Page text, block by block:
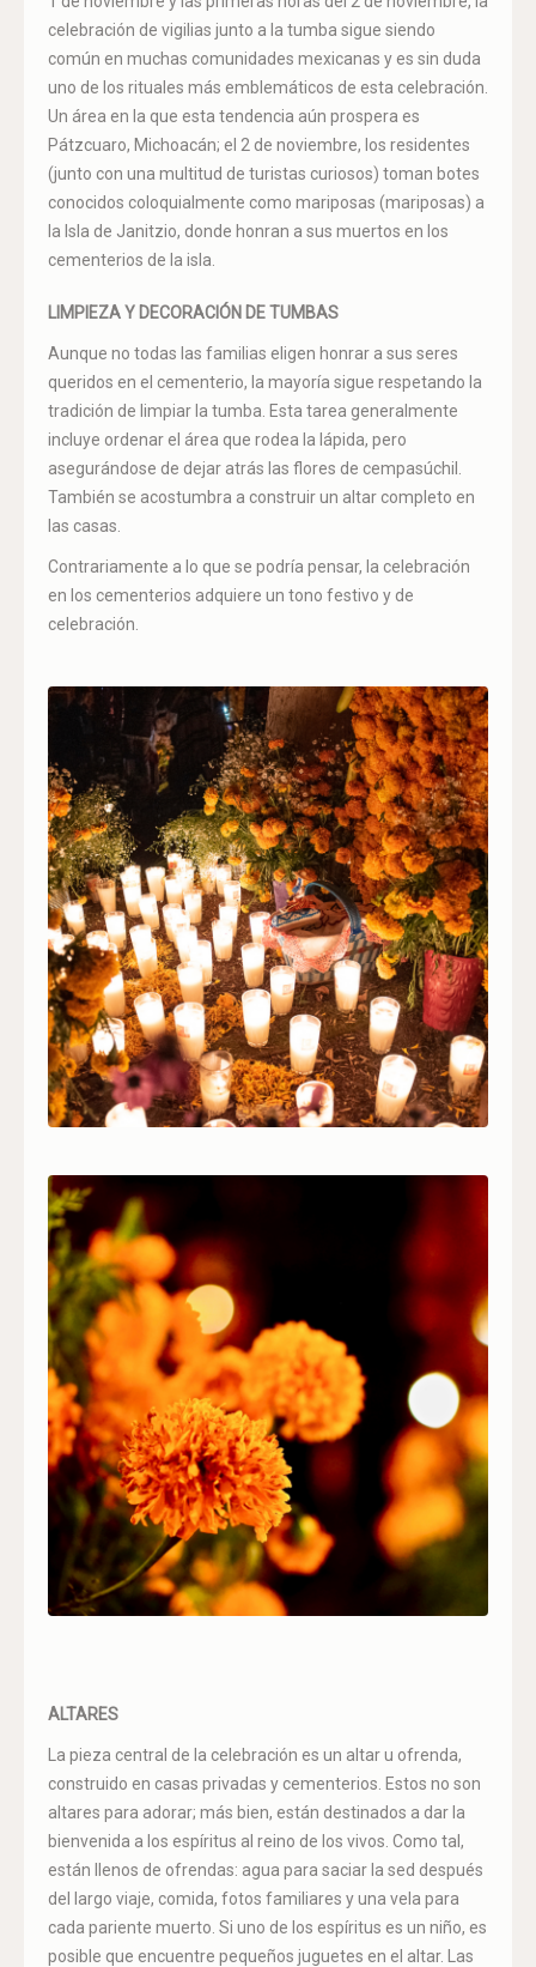
celebración de vigilias junto a la tumba sigue siendo
común en muchas comunidades mexicanas y es sin duda
uno de los rituales más emblemáticos de esta celebración.
Un área en la que esta tendencia aún prospera es
Pátzcuaro, Michoacán; el 2 de noviembre, los residentes
(junto con una multitud de turistas curiosos) toman botes
conocidos coloquialmente como mariposas (mariposas) a
la Isla de Janitzio, donde honran a sus muertos en los
cementerios de la isla.
LIMPIEZA Y DECORACIÓN DE TUMBAS
Aunque no todas las familias eligen honrar a sus seres
queridos en el cementerio, la mayoría sigue respetando la
tradición de limpiar la tumba. Esta tarea generalmente
incluye ordenar el área que rodea la lápida, pero
asegurándose de dejar atrás las flores de cempasúchil.
También se acostumbra a construir un altar completo en
las casas.
Contrariamente a lo que se podría pensar, la celebración
en los cementerios adquiere un tono festivo y de
celebración.
ALTARES
La pieza central de la celebración es un altar u ofrenda,
construido en casas privadas y cementerios. Estos no son
altares para adorar; más bien, están destinados a dar la
bienvenida a los espíritus al reino de los vivos. Como tal,
están llenos de ofrendas: agua para saciar la sed después
del largo viaje, comida, fotos familiares y una vela para
cada pariente muerto. Si uno de los espíritus es un niño, es
posible que encuentre pequeños juguetes en el altar. Las